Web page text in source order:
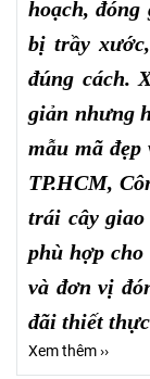
hoạch,
bị trầy
đúng cách.
giản nhưng
mẫu mã
TP.HCM,
trái cây
phù hợp
và đơn vị
đãi thiết
Xem thêm ››